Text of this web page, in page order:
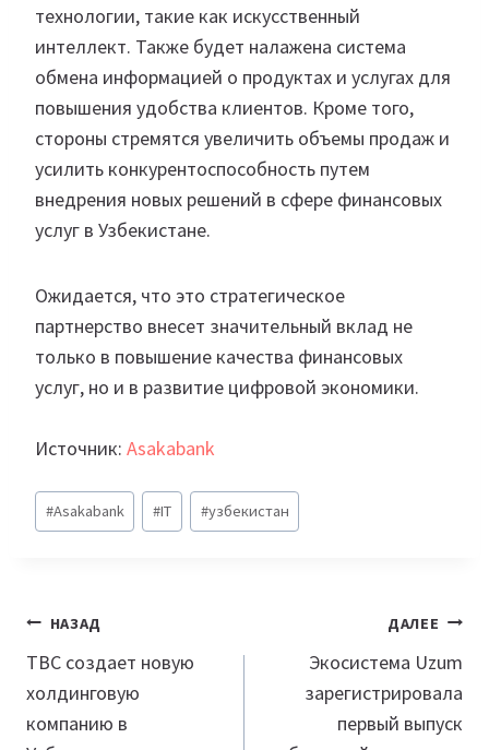
технологии, такие как искусственный
интеллект. Также будет налажена система
обмена информацией о продуктах и услугах для
повышения удобства клиентов. Кроме того,
стороны стремятся увеличить объемы продаж и
усилить конкурентоспособность путем
внедрения новых решений в сфере финансовых
услуг в Узбекистане.
Ожидается, что это стратегическое
партнерство внесет значительный вклад не
только в повышение качества финансовых
услуг, но и в развитие цифровой экономики.
Источник: Asakabank
Метки
записи:
#Asakabank #IT #узбекистан
Навигация
по
записям
НАЗАД
TBC создает новую
холдинговую
компанию в
ДАЛЕЕ
Экосистема Uzum
зарегистрировала
первый выпуск